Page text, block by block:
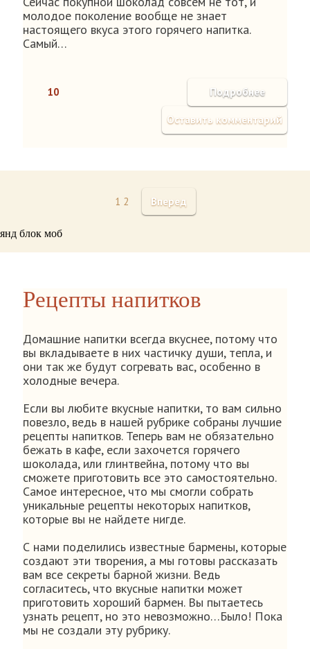
молодое поколение вообще не знает
настоящего вкуса этого горячего напитка.
Самый…
10 Подробнее
Оставить комментарий
1 2 Вперед
янд блок моб
Рецепты напитков
Домашние напитки всегда вкуснее, потому что
вы вкладываете в них частичку души, тепла, и
они так же будут согревать вас, особенно в
холодные вечера.
Если вы любите вкусные напитки, то вам сильно
повезло, ведь в нашей рубрике собраны лучшие
рецепты напитков. Теперь вам не обязательно
бежать в кафе, если захочется горячего
шоколада, или глинтвейна, потому что вы
сможете приготовить все это самостоятельно.
Самое интересное, что мы смогли собрать
уникальные рецепты некоторых напитков,
которые вы не найдете нигде.
С нами поделились известные бармены, которые
создают эти творения, а мы готовы рассказать
вам все секреты барной жизни. Ведь
согласитесь, что вкусные напитки может
приготовить хороший бармен. Вы пытаетесь
узнать рецепт, но это невозможно…Было! Пока
мы не создали эту рубрику.